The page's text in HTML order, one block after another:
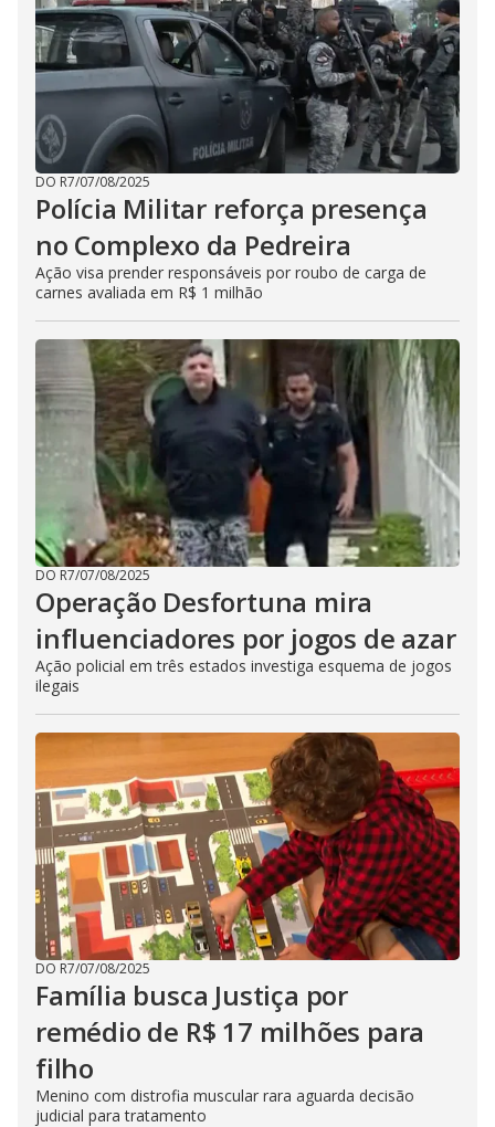
DO R7/07/08/2025
Polícia Militar reforça presença
no Complexo da Pedreira
Ação visa prender responsáveis por roubo de carga de
carnes avaliada em R$ 1 milhão
DO R7/07/08/2025
Operação Desfortuna mira
influenciadores por jogos de azar
Ação policial em três estados investiga esquema de jogos
ilegais
DO R7/07/08/2025
Família busca Justiça por
remédio de R$ 17 milhões para
filho
Menino com distrofia muscular rara aguarda decisão
judicial para tratamento